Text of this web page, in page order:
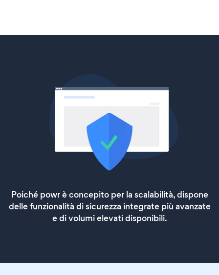
Poiché powr è concepito per la scalabilità, dispone
delle funzionalità di sicurezza integrate più avanzate
e di volumi elevati disponibili.